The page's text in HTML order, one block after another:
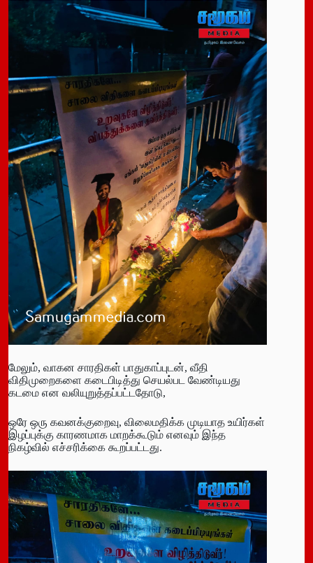
மேலும், வாகன சாரதிகள் பாதுகாப்புடன், வீதி
விதிமுறைகளை கடைபிடித்து செயல்பட வேண்டியது
கடமை என வலியுறுத்தப்பட்டதோடு,
ஒரே ஒரு கவனக்குறைவு, விலைமதிக்க முடியாத உயிர்கள்
இழப்புக்கு காரணமாக மாறக்கூடும் எனவும் இந்த
நிகழ்வில் எச்சரிக்கை கூறப்பட்டது.